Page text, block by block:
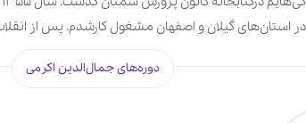
دوره‌های جمال‌الدین اکرمی